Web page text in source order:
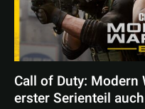
Call of Duty:
erster Serienteil